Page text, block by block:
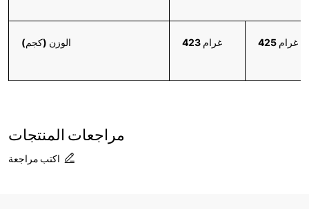
الوزن (كجم) 423 غرام 425 غرام
مراجعات المنتجات
اكتب مراجعة